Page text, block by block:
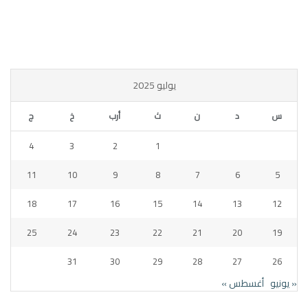
يوليو 2025
س د ن ث أرب خ ج
1
2
3
4
5
6
7
8
9
10
11
12
13
14
15
16
17
18
19
20
21
22
23
24
25
26
27
28
29
30
31
« يونيو أغسطس »